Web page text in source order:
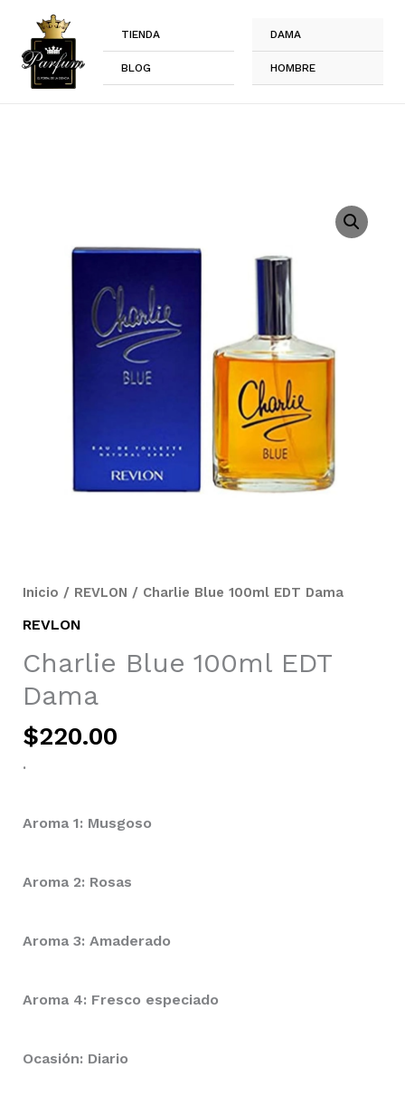
contenido
TIENDA
BLOG
DAMA
HOMBRE
Inicio / REVLON / Charlie Blue 100ml EDT Dama
REVLON
Charlie Blue 100ml EDT
Dama
$220.00
.
Aroma 1: Musgoso
Aroma 2: Rosas
Aroma 3: Amaderado
Aroma 4: Fresco especiado
Ocasión: Diario